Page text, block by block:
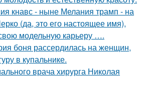
кнавс - ныне Мелания трамп - на
(да, это его настоящее имя),
модельную карьеру ….
боня рассердилась на женщин,
в купальнике.
врача хирурга Николая